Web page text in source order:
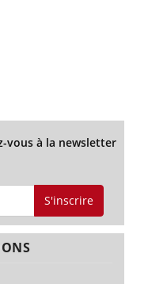
vous à la newsletter
S'inscrire